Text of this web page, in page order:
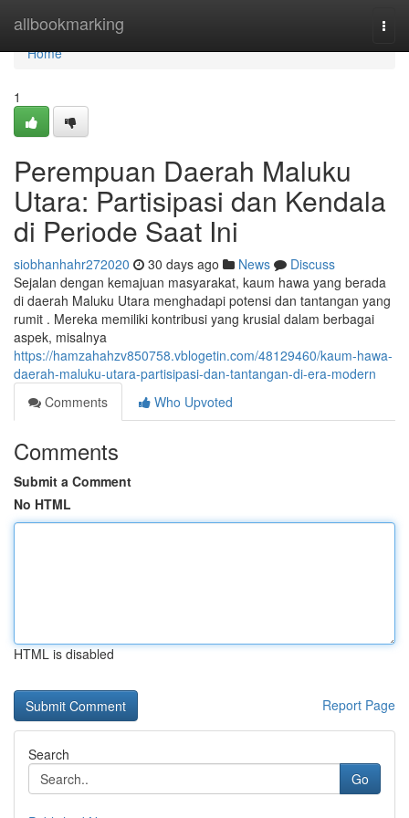
allbookmarking
Home
Home
1
Perempuan Daerah Maluku
Utara: Partisipasi dan Kendala
di Periode Saat Ini
siobhanhahr272020 30 days ago News
Discuss
Sejalan dengan kemajuan masyarakat, kaum hawa yang berada
di daerah Maluku Utara menghadapi potensi dan tantangan yang
rumit . Mereka memiliki kontribusi yang krusial dalam berbagai
aspek, misalnya
https://hamzahahzv850758.vblogetin.com/48129460/kaum-hawa-
daerah-maluku-utara-partisipasi-dan-tantangan-di-era-modern
Comments
Who Upvoted
Comments
Submit a Comment
No HTML
HTML is disabled
Report Page
Search
Go